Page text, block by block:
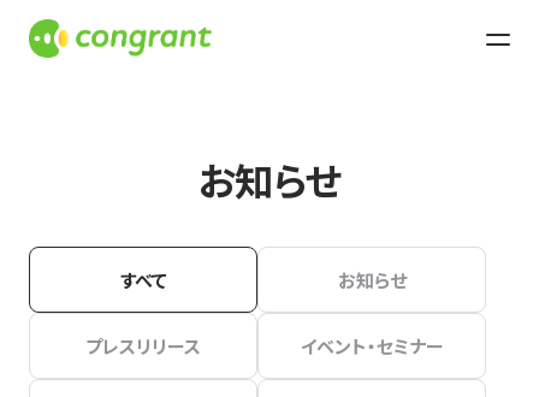
お知らせ
すべて お知らせ
プレスリリース イベント・セミナー